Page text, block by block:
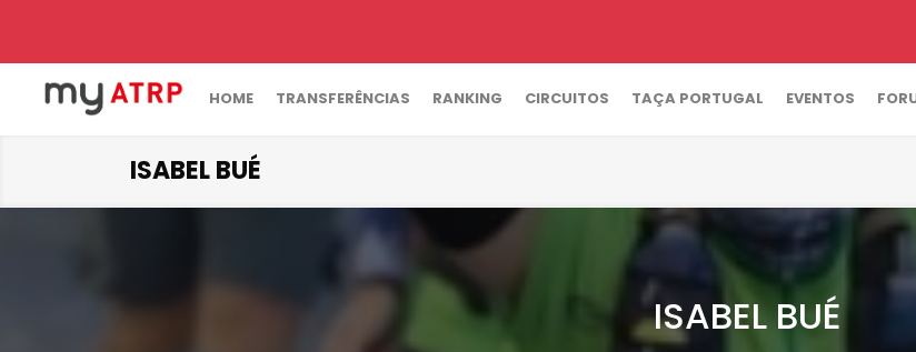
HOME TRANSFERÊNCIAS RANKING CIRCUITOS TAÇA PORTUGAL EVENTOS
ISABEL BUÉ
ISABEL BUÉ